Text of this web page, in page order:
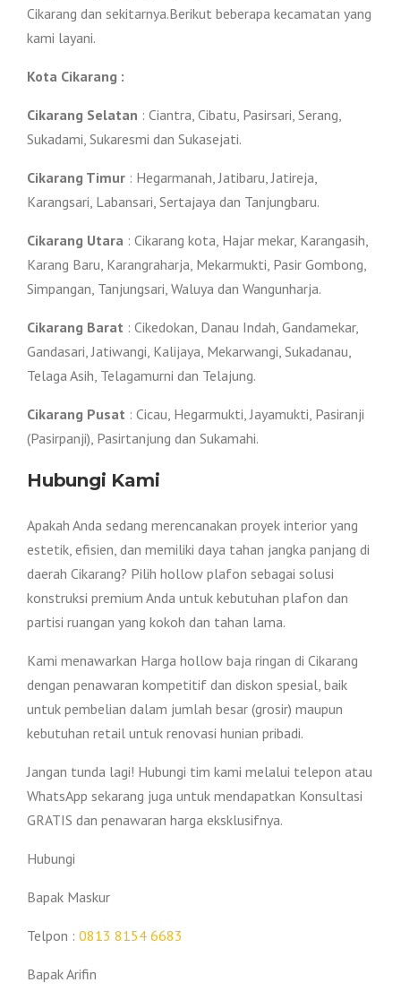
Cikarang dan sekitarnya.Berikut beberapa kecamatan yang
kami layani.
Kota Cikarang :
Cikarang Selatan : Ciantra, Cibatu, Pasirsari, Serang,
Sukadami, Sukaresmi dan Sukasejati.
Cikarang Timur : Hegarmanah, Jatibaru, Jatireja,
Karangsari, Labansari, Sertajaya dan Tanjungbaru.
Cikarang Utara : Cikarang kota, Hajar mekar, Karangasih,
Karang Baru, Karangraharja, Mekarmukti, Pasir Gombong,
Simpangan, Tanjungsari, Waluya dan Wangunharja.
Cikarang Barat : Cikedokan, Danau Indah, Gandamekar,
Gandasari, Jatiwangi, Kalijaya, Mekarwangi, Sukadanau,
Telaga Asih, Telagamurni dan Telajung.
Cikarang Pusat : Cicau, Hegarmukti, Jayamukti, Pasiranji
(Pasirpanji), Pasirtanjung dan Sukamahi.
Hubungi Kami
Apakah Anda sedang merencanakan proyek interior yang
estetik, efisien, dan memiliki daya tahan jangka panjang di
daerah Cikarang? Pilih hollow plafon sebagai solusi
konstruksi premium Anda untuk kebutuhan plafon dan
partisi ruangan yang kokoh dan tahan lama.
Kami menawarkan Harga hollow baja ringan di Cikarang
dengan penawaran kompetitif dan diskon spesial, baik
untuk pembelian dalam jumlah besar (grosir) maupun
kebutuhan retail untuk renovasi hunian pribadi.
Jangan tunda lagi! Hubungi tim kami melalui telepon atau
WhatsApp sekarang juga untuk mendapatkan Konsultasi
GRATIS dan penawaran harga eksklusifnya.
Hubungi
Bapak Maskur
Telpon : 0813 8154 6683
Bapak Arifin